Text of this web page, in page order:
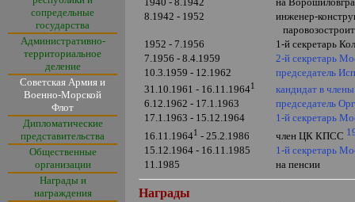
сопредельные
государства
Административно-
территориальное
деление
Советская Армия и
Военно-Морской
Флот
Дипломатические
представительства
Общественные
организации
Награды и
награждения
8.1942 - 1952
инженер-
1952 - 7.1956
1-й секретарь
7.1956 - 8.4.1959
2-й секретарь
10.3.1959 - 12.1962
председатель
31.10.1961 - 16.11.19641
кандидат в
6.12.1962 - 17.1.1963
председатель
17.1.1963 - 15.12.1964
1-й секретарь
16.11.19641 - 25.2.1986 член ЦК КПСС
15.12.1964 - 16.11.1985
1-й секретарь
11.1985
на пенсии
Награды